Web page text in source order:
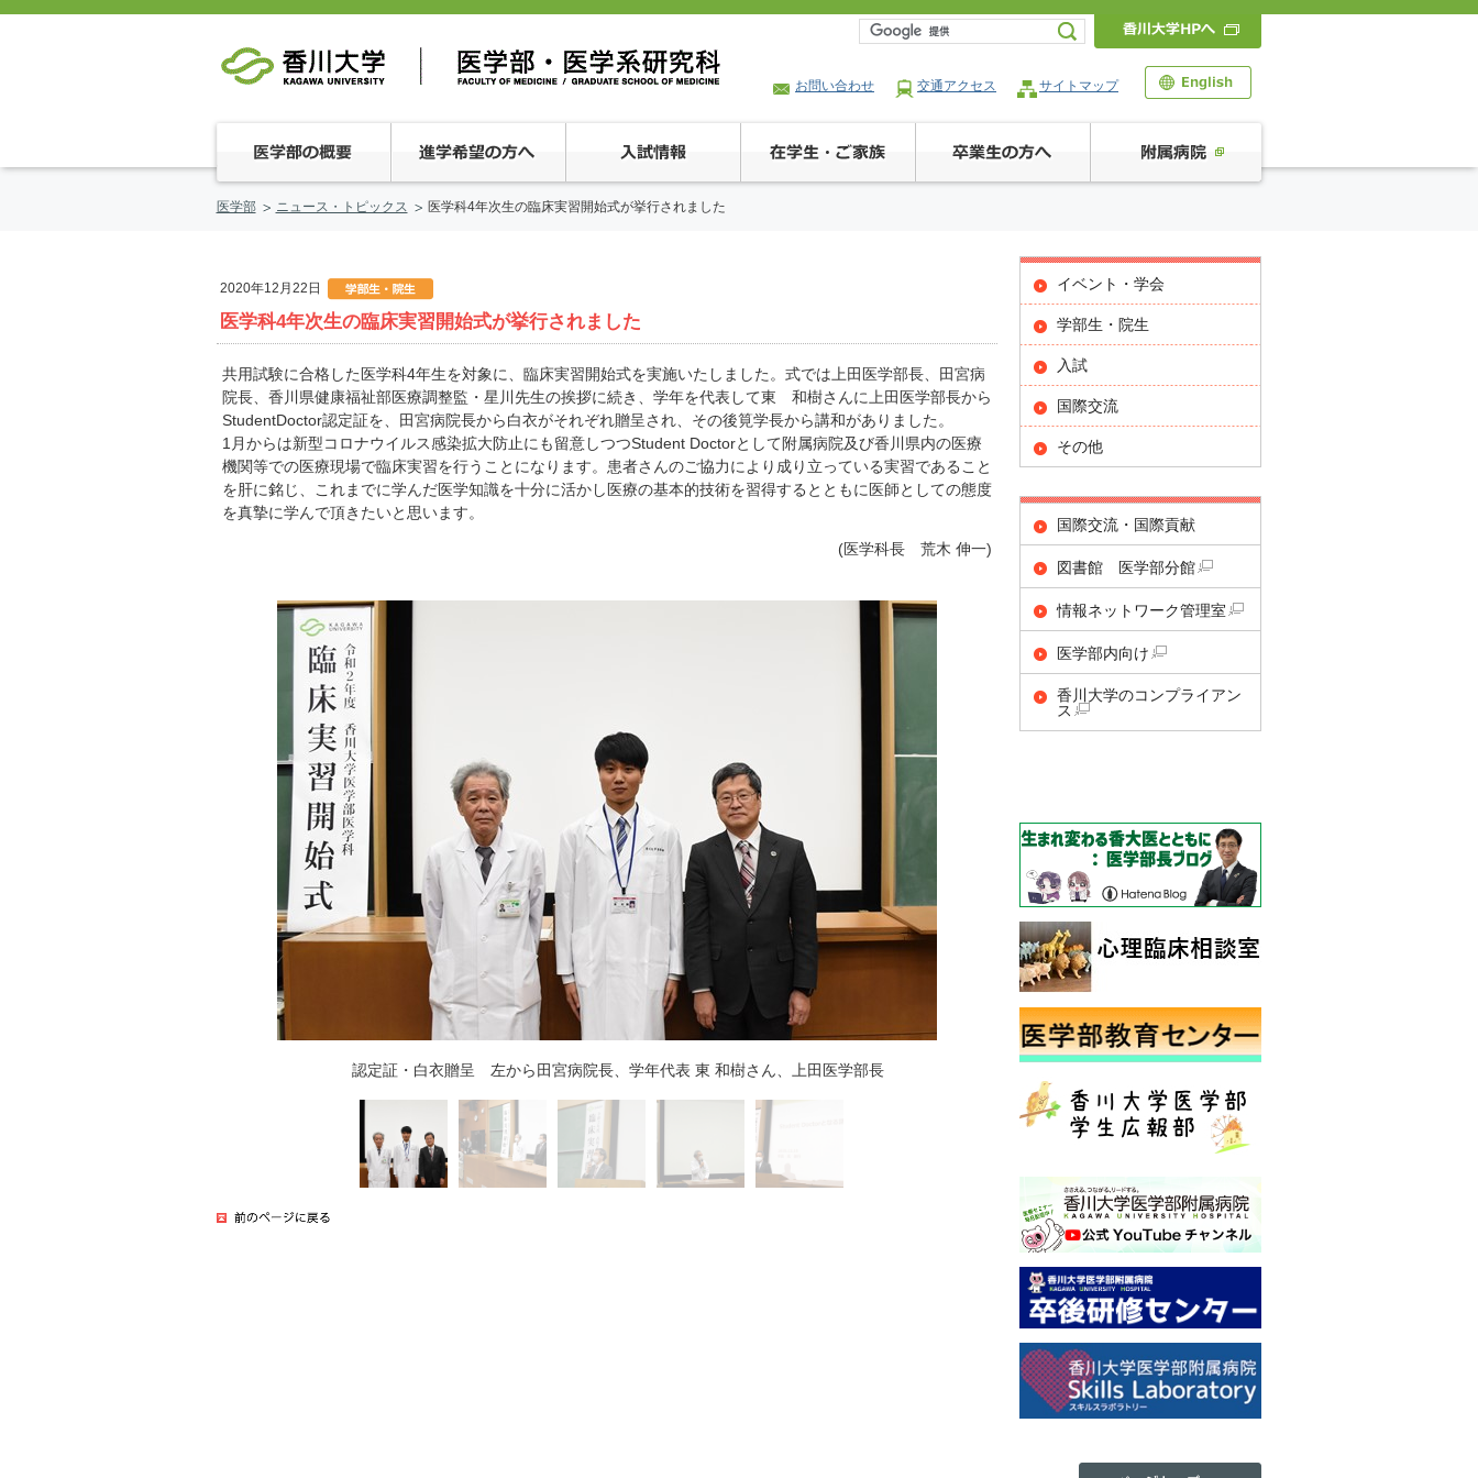
お問い合わせ 交通アクセス サイトマップ
医学部 ニュース・トピックス 医学科4年次生の臨床実習開始式が挙行されました
2020年12月22日
医学科4年次生の臨床実習開始式が挙行されました
共用試験に合格した医学科4年生を対象に、臨床実習開始式を実施いたしました。式では上田医学部長、田宮病
院長、香川県健康福祉部医療調整監・星川先生の挨拶に続き、学年を代表して東 和樹さんに上田医学部長から
StudentDoctor認定証を、田宮病院長から白衣がそれぞれ贈呈され、その後筧学長から講和がありました。
1月からは新型コロナウイルス感染拡大防止にも留意しつつStudent Doctorとして附属病院及び香川県内の医療
機関等での医療現場で臨床実習を行うことになります。患者さんのご協力により成り立っている実習であること
を肝に銘じ、これまでに学んだ医学知識を十分に活かし医療の基本的技術を習得するとともに医師としての態度
を真摯に学んで頂きたいと思います。
(医学科長 荒木 伸一)
認定証・白衣贈呈 左から田宮病院長、学年代表 東 和樹さん、上田医学部長
イベント・学会
学部生・院生
入試
国際交流
その他
国際交流・国際貢献
図書館 医学部分館
情報ネットワーク管理室
医学部内向け
香川大学のコンプライアン
ス